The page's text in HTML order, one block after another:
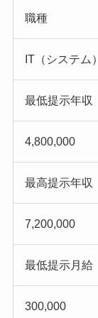
職種
IT（システム）
最低提示年収
4,800,000
最高提示年収
7,200,000
最低提示月給
300,000